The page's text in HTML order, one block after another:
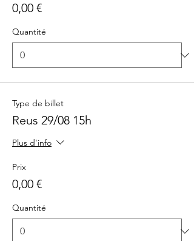
0,00 €
Quantité
Type de billet
Reus 29/08 15h
Plus d'info
Prix
0,00 €
Quantité